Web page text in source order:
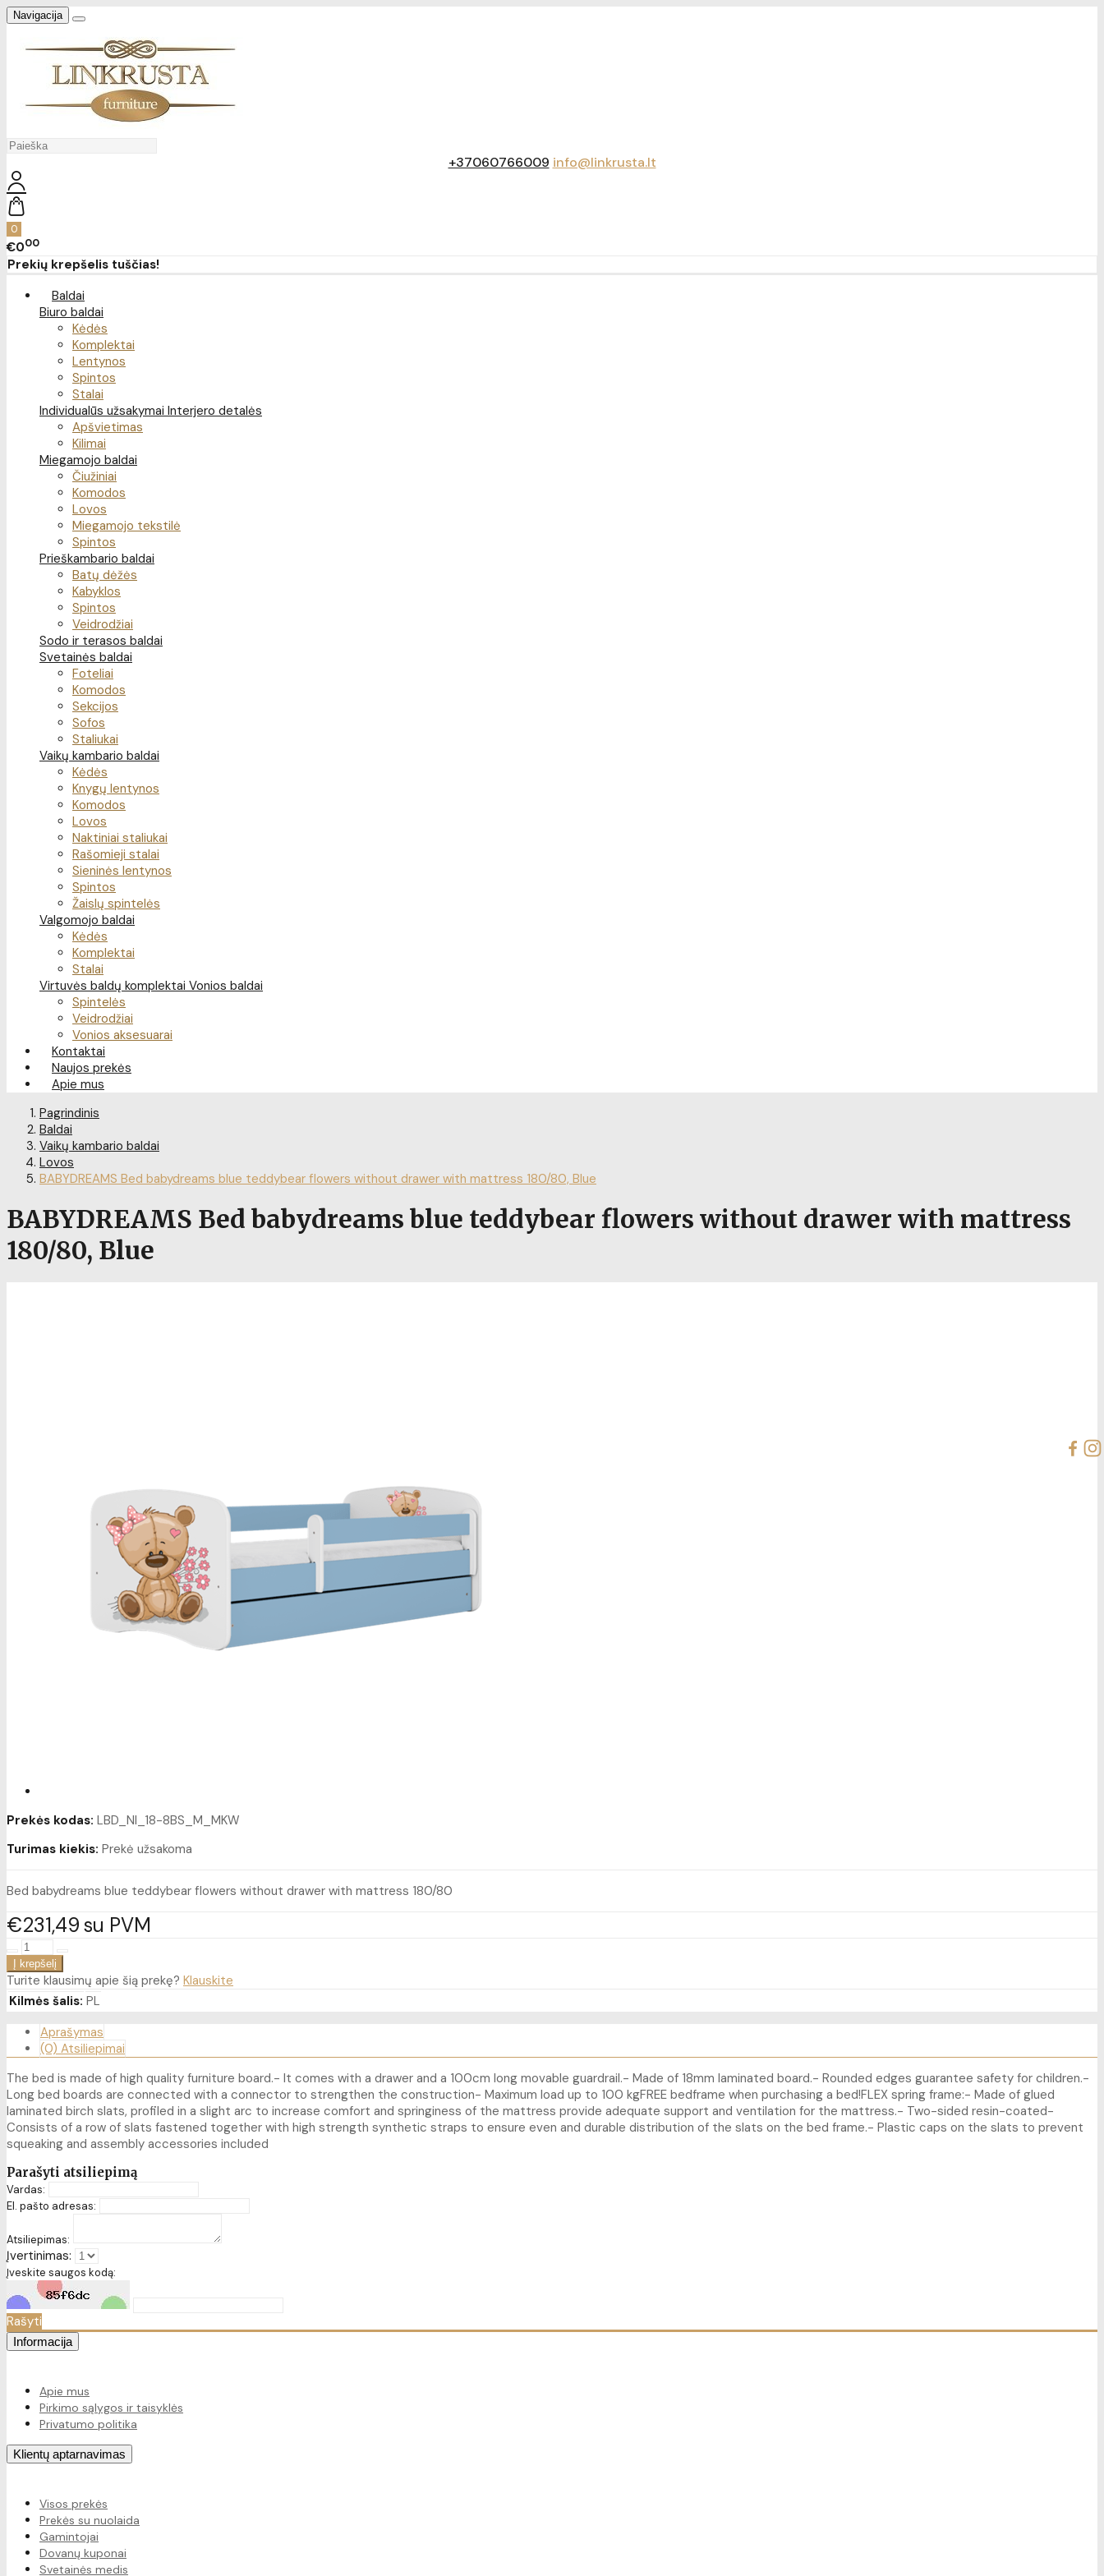
Navigacija
+37060766009 info@linkrusta.lt
0
€000
Prekių krepšelis tuščias!
Baldai
Biuro baldai
Kėdės
Komplektai
Lentynos
Spintos
Stalai
Individualūs užsakymai Interjero detalės
Apšvietimas
Kilimai
Miegamojo baldai
Čiužiniai
Komodos
Lovos
Miegamojo tekstilė
Spintos
Prieškambario baldai
Batų dėžės
Kabyklos
Spintos
Veidrodžiai
Sodo ir terasos baldai
Svetainės baldai
Foteliai
Komodos
Sekcijos
Sofos
Staliukai
Vaikų kambario baldai
Kėdės
Knygų lentynos
Komodos
Lovos
Naktiniai staliukai
Rašomieji stalai
Sieninės lentynos
Spintos
Žaislų spintelės
Valgomojo baldai
Kėdės
Komplektai
Stalai
Virtuvės baldų komplektai Vonios baldai
Spintelės
Veidrodžiai
Vonios aksesuarai
Kontaktai
Naujos prekės
Apie mus
Pagrindinis
Baldai
Vaikų kambario baldai
Lovos
BABYDREAMS Bed babydreams blue teddybear flowers without drawer with mattress 180/80, Blue
BABYDREAMS Bed babydreams blue teddybear flowers without drawer with mattress
180/80, Blue
Prekės kodas: LBD_NI_18-8BS_M_MKW
Turimas kiekis: Prekė užsakoma
Bed babydreams blue teddybear flowers without drawer with mattress 180/80
€231 49su PVM
Turite klausimų apie šią prekę? Klauskite
Kilmės šalis: PL
Aprašymas
(0) Atsiliepimai
The bed is made of high quality furniture board.- It comes with a drawer and a 100cm long movable guardrail.- Made of 18mm laminated board.- Rounded edges guarantee safety for children.-
Long bed boards are connected with a connector to strengthen the construction- Maximum load up to 100 kgFREE bedframe when purchasing a bed!FLEX spring frame:- Made of glued
laminated birch slats, profiled in a slight arc to increase comfort and springiness of the mattress provide adequate support and ventilation for the mattress.- Two-sided resin-coated-
Consists of a row of slats fastened together with high strength synthetic straps to ensure even and durable distribution of the slats on the bed frame.- Plastic caps on the slats to prevent
squeaking and assembly accessories included
Parašyti atsiliepimą
Vardas:
El. pašto adresas:
Atsiliepimas:
Įvertinimas:
Įveskite saugos kodą:
Rašyti
Informacija
Apie mus
Pirkimo sąlygos ir taisyklės
Privatumo politika
Klientų aptarnavimas
Visos prekės
Prekės su nuolaida
Gamintojai
Dovanų kuponai
Svetainės medis